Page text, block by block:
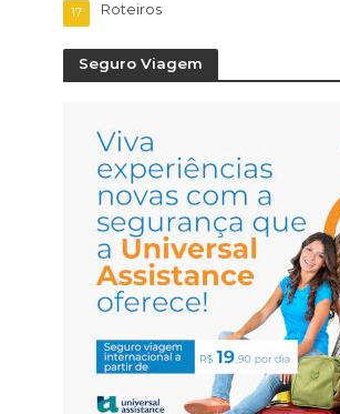
Roteiros
17
Seguro Viagem